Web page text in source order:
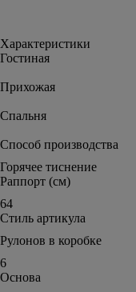
Характеристики
Гостиная
Прихожая
Спальня
Способ производства
Горячее тиснение
Раппорт (см)
64
Стиль артикула
Рулонов в коробке
6
Основа